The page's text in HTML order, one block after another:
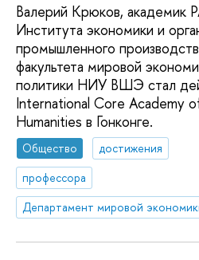
Валерий Крюков, академик
Института экономики и
промышленного
факультета мировой
политики НИУ ВШЭ стал
International Core Academy
Humanities в Гонконге.
Общество
достижения
профессора
Департамент мировой